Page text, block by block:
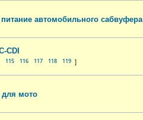
автомобильного сабвуфера
CDI
115 116 117 118 119
для мото